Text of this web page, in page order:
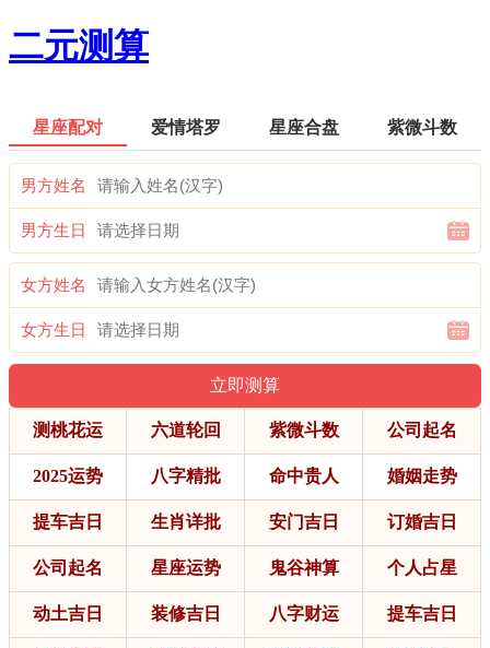
二元测算
星座配对 爱情塔罗 星座合盘 紫微斗数
男方姓名
男方生日
女方姓名
女方生日
测桃花运 六道轮回 紫微斗数 公司起名
2025运势 八字精批 命中贵人 婚姻走势
提车吉日 生肖详批 安门吉日 订婚吉日
公司起名 星座运势 鬼谷神算 个人占星
动土吉日 装修吉日 八字财运 提车吉日